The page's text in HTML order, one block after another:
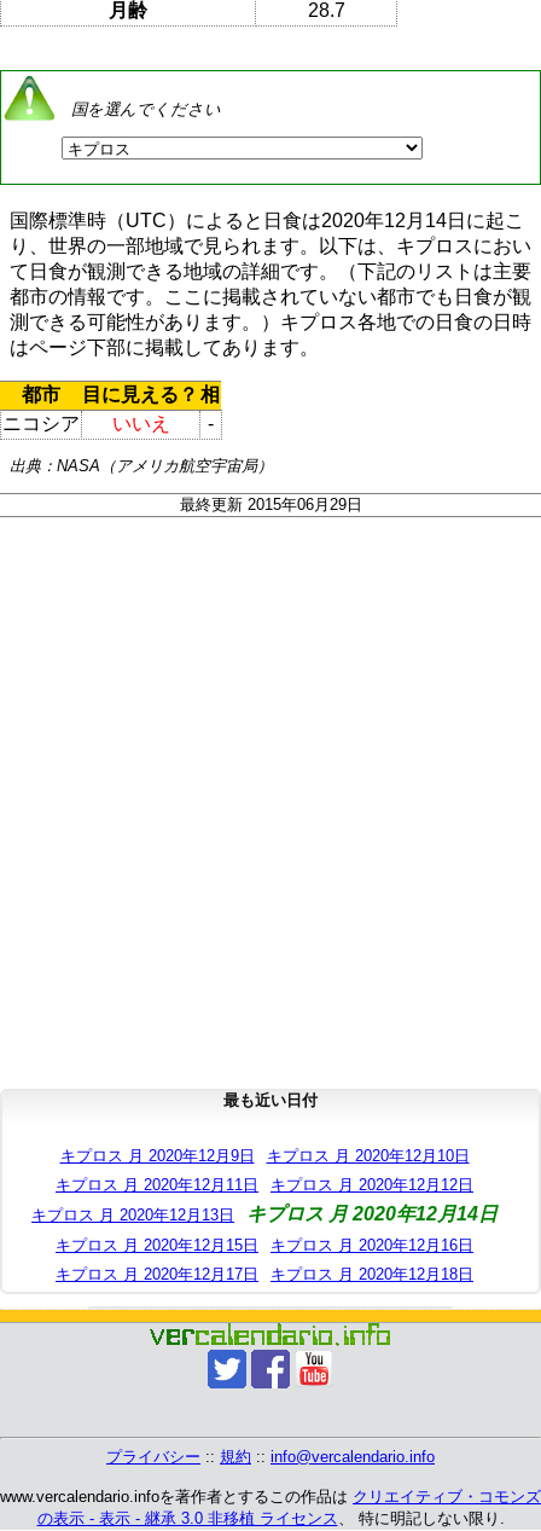
月齢
28.7
国を選んでください
国際標準時（UTC）によると日食は2020年12月14日に起こ
り、世界の一部地域で見られます。以下は、キプロスにおい
て日食が観測できる地域の詳細です。（下記のリストは主要
都市の情報です。ここに掲載されていない都市でも日食が観
測できる可能性があります。）キプロス各地での日食の日時
はページ下部に掲載してあります。
都市 目に見える？ 相
ニコシア
いいえ -
出典：NASA（アメリカ航空宇宙局）
最終更新 2015年06月29日
最も近い日付
キプロス 月 2020年12月9日
キプロス 月 2020年12月10日
キプロス 月 2020年12月11日
キプロス 月 2020年12月12日
キプロス 月 2020年12月13日
キプロス 月 2020年12月14日
キプロス 月 2020年12月15日
キプロス 月 2020年12月16日
キプロス 月 2020年12月17日
キプロス 月 2020年12月18日
プライバシー :: 規約 :: info@vercalendario.info
www.vercalendario.infoを著作者とするこの作品は クリエイティブ・コモンズ
の表示 - 表示 - 継承 3.0 非移植 ライセンス、 特に明記しない限り.